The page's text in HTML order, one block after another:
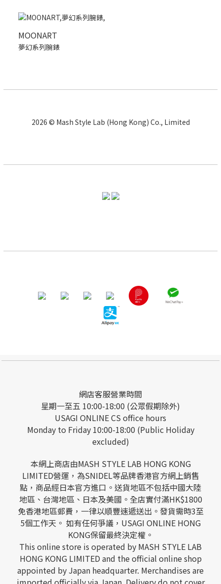
MOONART
夢幻系列腕錶
2026 © Mash Style Lab (Hong Kong) Co., Limited
網店客服營業時間
星期一至五 10:00-18:00 (公眾假期除外)
USAGI ONLINE CS office hours
Monday to Friday 10:00-18:00 (Public Holiday
excluded)
本網上商店由MASH STYLE LAB HONG KONG
LIMITED營運，為SNIDEL等品牌香港官方網上銷售
點，商品經日本官方進口。送貨地區不包括中國大陸
地區、台灣地區、日本及美國。全店實付滿HK$1800
免香港地區郵費，一律以順豐速遞送出。發貨需時3至
5個工作天。 如有任何爭議，USAGI ONLINE HONG
KONG保留最終決定權。
This online store is operated by MASH STYLE LAB
HONG KONG LIMITED and the official online shop
appointed by Japan headquarter. Merchandises are